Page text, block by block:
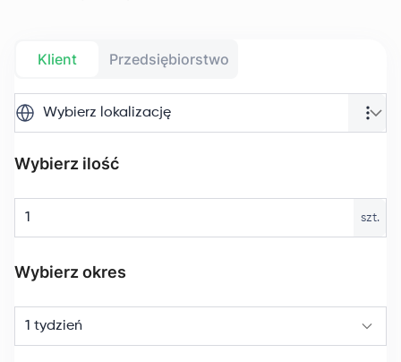
Klient Przedsiębiorstwo
Wybierz lokalizację
Wybierz ilość
szt.
Wybierz okres
1 tydzień